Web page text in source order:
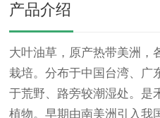
产品介绍
大叶油草，原产热带美洲，
栽培。分布于中国台湾、广
于荒野、路旁较潮湿处。是
植物。早期由南美洲引入我